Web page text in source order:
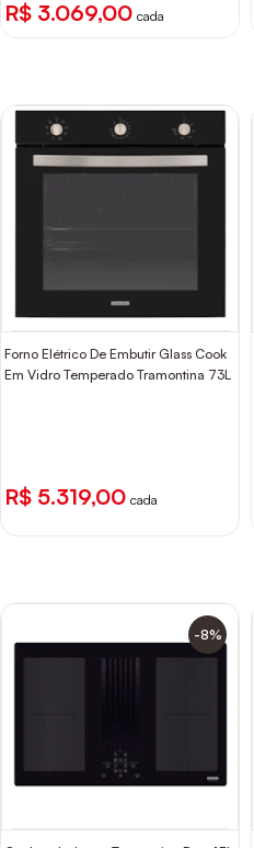
R$ 3.069,00 cada
Forno Elétrico De Embutir Glass Cook
Em Vidro Temperado Tramontina 73L
R$ 5.319,00 cada
-8%